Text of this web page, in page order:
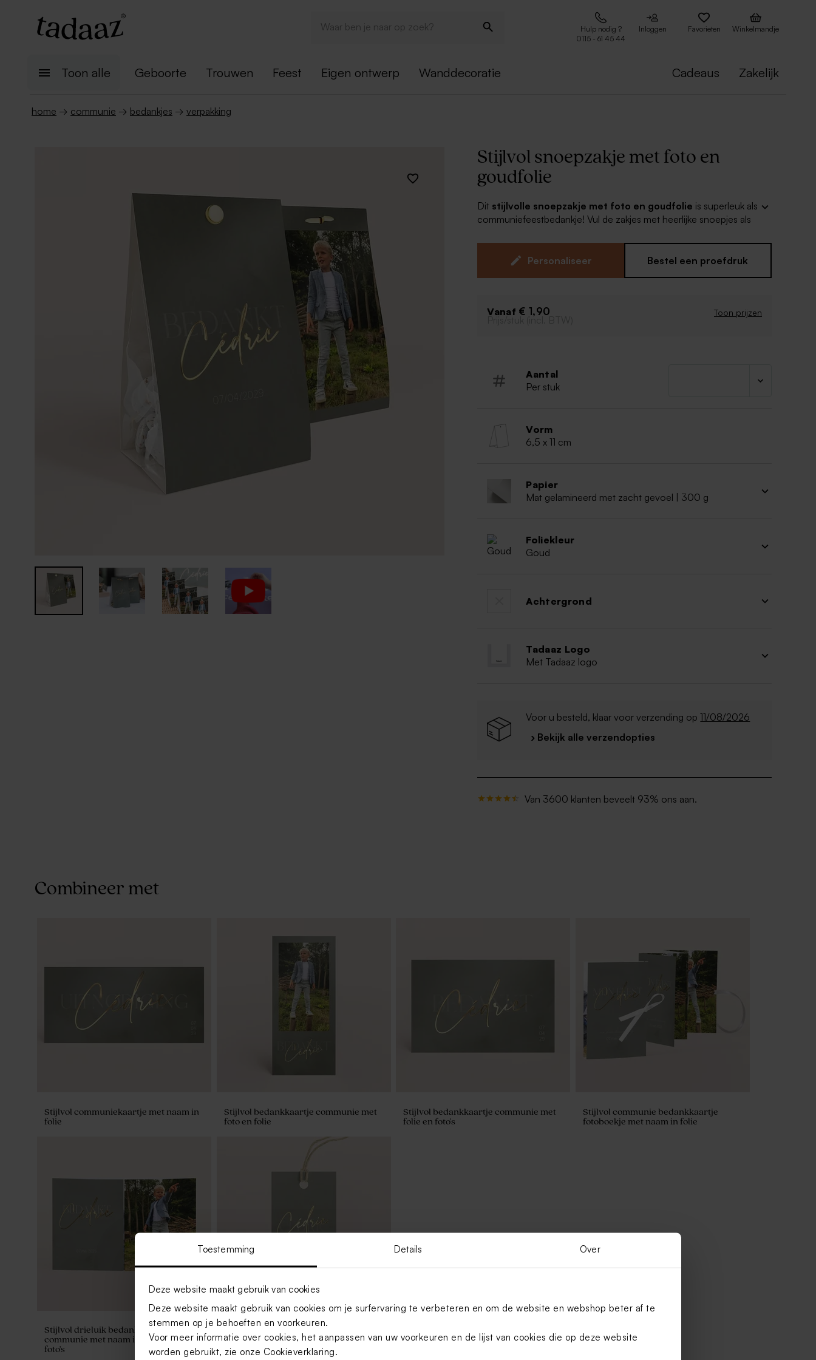
Toestemming Details Over
Deze website maakt gebruik van cookies
Deze website maakt gebruik van cookies om je surfervaring te verbeteren en om de website en webshop beter af te
stemmen op je behoeften en voorkeuren.
Voor meer informatie over cookies, het aanpassen van uw voorkeuren en de lijst van cookies die op deze website
worden gebruikt, zie onze Cookieverklaring.
Hulp nodig ?
0115 - 61 45 44
Inloggen Favorieten Winkelmandje
Toon alle Geboorte Trouwen Feest Eigen ontwerp Wanddecoratie Cadeaus Zakelijk
home → communie → bedankjes → verpakking
Stijlvol snoepzakje met foto en
goudfolie
Dit stijlvolle snoepzakje met foto en goudfolie is superleuk als
communiefeestbedankje! Vul de zakjes met heerlijke snoepjes als
foliekleur naar keuze maakt het helemaal af.
Het snoepzakje dien je zelf nog in elkaar te zetten, de
Personaliseer Bestel een proefdruk
Vanaf € 1,90 Toon prijzen
Prijs/stuk (incl. BTW)
Aantal
Per stuk
Vorm
6,5 x 11 cm
Papier
Mat gelamineerd met zacht gevoel | 300 g
Foliekleur
Goud
Achtergrond
Tadaaz Logo
Met Tadaaz logo
Voor u besteld, klaar voor verzending op11/08/2026
› Bekijk alle verzendopties
Van 3600 klanten beveelt 93% ons aan.
Combineer met
Stijlvol communiekaartje met naam in
folie
Stijlvol bedankkaartje communie met
foto en folie
Stijlvol bedankkaartje communie met
folie en foto's
Stijlvol communie bedankkaartje
fotoboekje met naam in folie
Stijlvol drieluik bedankkaartje
communie met naam in goudfolie en
foto's